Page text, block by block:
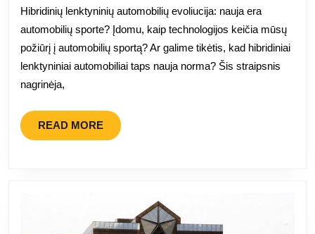
gauti
hibridinę
pavarą
Hibridinių lenktyninių automobilių evoliucija: nauja era
automobilių sporte? Įdomu, kaip technologijos keičia mūsų
požiūrį į automobilių sportą? Ar galime tikėtis, kad hibridiniai
lenktyniniai automobiliai taps nauja norma? Šis straipsnis
nagrinėja,
READ MOREREAD
MORE